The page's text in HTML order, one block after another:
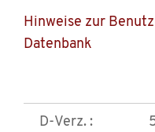
Hinweise zur
Datenbank
D-Verz. :